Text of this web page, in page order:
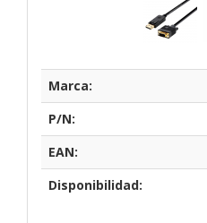
Marca:
P/N:
EAN:
Disponibilidad: